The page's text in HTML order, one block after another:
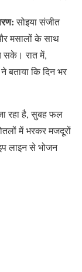
सोइया संजीत
मसालों के साथ
सके। रात में,
कि दिन भर
रहा है, सुबह फल
में भरकर मजदूरों
लाइन से भोजन